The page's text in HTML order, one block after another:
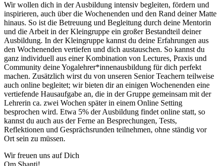
Wir wollen dich in der Ausbildung intensiv begleiten, fördern und
inspirieren, auch über die Wochenenden und den Rand deiner Matte
hinaus. So ist die Betreuung und Begleitung durch deine Mentorin
und die Arbeit in der Kleingruppe ein großer Bestandteil deiner
Ausbildung. In der Kleingruppe kannst du deine Erfahrungen aus
den Wochenenden vertiefen und dich austauschen. So kannst du
ganz individuell aus einer Kombination von Lectures, Praxis und
Community deine Yogalehrer*innenausbildung für dich perfekt
machen. Zusätzlich wirst du von unseren Senior Teachern teilweise
auch online begleitet; wir bieten dir an einigen Wochenenden eine
vertiefende Hausaufgabe an, die in der Gruppe gemeinsam mit der
Lehrerin ca. zwei Wochen später in einem Online Setting
besprochen wird. Etwa 5% der Ausbildung findet online statt, so
kannst du auch aus der Ferne an Besprechungen, Tests,
Reflektionen und Gesprächsrunden teilnehmen, ohne ständig vor
Ort sein zu müssen.
Wir freuen uns auf Dich